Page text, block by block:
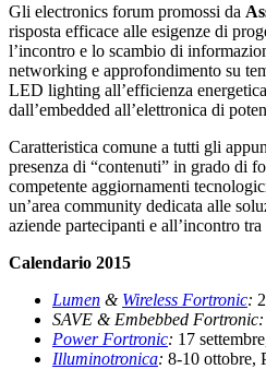
Gli electronics forum promossi da
risposta efficace alle esigenze di
l’incontro e lo scambio di
networking e approfondimento su
LED lighting all’efficienza
dall’embedded all’elettronica di
Caratteristica comune a tutti gli
presenza di “contenuti” in grado di
competente aggiornamenti
un’area community dedicata alle
aziende partecipanti e all’incontro
Calendario 2015
Lumen & Wireless Fortronic:
SAVE & Embebbed Fortronic:
Power Fortronic: 17
Illuminotronica: 8-10 ottobre,